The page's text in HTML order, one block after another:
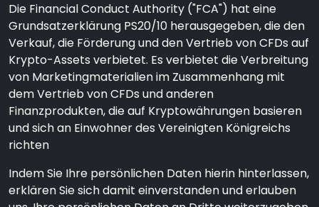
Die Financial Conduct Authority ("FCA") hat eine
Grundsatzerklärung PS20/10 herausgegeben, die den
Verkauf, die Förderung und den Vertrieb von CFDs auf
Krypto-Assets verbietet. Es verbietet die Verbreitung
von Marketingmaterialien im Zusammenhang mit
dem Vertrieb von CFDs und anderen
Finanzprodukten, die auf Kryptowährungen basieren
und sich an Einwohner des Vereinigten Königreichs
richten
Indem Sie Ihre persönlichen Daten hierin hinterlassen,
erklären Sie sich damit einverstanden und erlauben